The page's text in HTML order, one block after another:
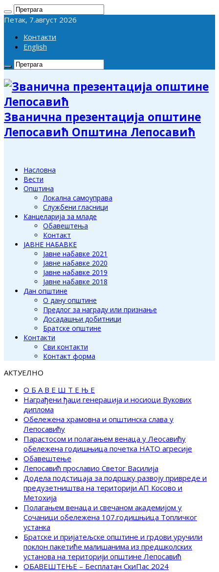
Петак, 7.август 2026
Контакти
English
Званична презентација општине
Лепосавић Општина Лепосавић
Насловна
Вести
Општина
Локална самоуправа
Службени гласници
Канцеларија за младе
Обавештења
Контакт
ЈАВНЕ НАБАВКЕ
Јавне набавке 2021
Јавне набавке 2020
Јавне набавке 2019
Јавне набавке 2018
Дан општине
О дану општине
Предлог за награду или признање
Досадашњи добитници
Братске општине
Контакти
Сви контакти
Контакт форма
АКТУЕЛНО
О Б А В Е Ш Т Е Њ Е
Награђени ђаци генерација и носиоци Вукових
диплома
Обележена храмовна и општинска слава у
Лепосавићу
Парастосом и полагањем венаца у Леосавићу
обележена годишњица почетка НАТО агресије
Обавештење
Лепосавић прославио Светог Василија
Додела подстицаја за подршку развоју привреде и
предузетништва на територији АП Косово и
Метохија
Полагањем венаца и свечаном академијом у
Сочаници обележена 107.годишњица Топличког
устанка
Братске и пријатељске општине и грдови уручили
поклон пакетиће малишанима из предшколских
установа на територији општине Лепосавић
ОБАВЕШТЕЊЕ – Бесплатан СкиПас 2024